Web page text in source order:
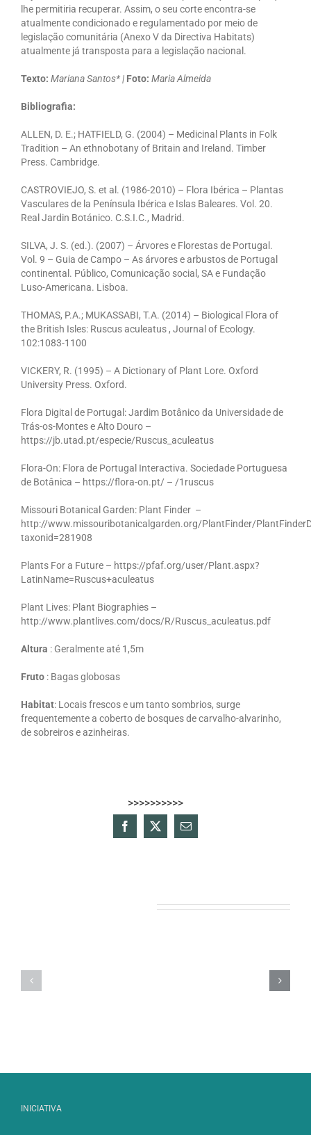
lhe permitiria recuperar. Assim, o seu corte encontra-se
atualmente condicionado e regulamentado por meio de
legislação comunitária (Anexo V da Directiva Habitats)
atualmente já transposta para a legislação nacional.
Texto: Mariana Santos* | Foto: Maria Almeida
Bibliografia:
ALLEN, D. E.; HATFIELD, G. (2004) – Medicinal Plants in Folk
Tradition – An ethnobotany of Britain and Ireland. Timber
Press. Cambridge.
CASTROVIEJO, S. et al. (1986-2010) – Flora Ibérica – Plantas
Vasculares de la Península Ibérica e Islas Baleares. Vol. 20.
Real Jardin Botánico. C.S.I.C., Madrid.
SILVA, J. S. (ed.). (2007) – Árvores e Florestas de Portugal.
Vol. 9 – Guia de Campo – As árvores e arbustos de Portugal
continental. Público, Comunicação social, SA e Fundação
Luso-Americana. Lisboa.
THOMAS, P.A.; MUKASSABI, T.A. (2014) – Biological Flora of
the British Isles: Ruscus aculeatus , Journal of Ecology.
102:1083-1100
VICKERY, R. (1995) – A Dictionary of Plant Lore. Oxford
University Press. Oxford.
Flora Digital de Portugal: Jardim Botânico da Universidade de
Trás-os-Montes e Alto Douro –
https://jb.utad.pt/especie/Ruscus_aculeatus
Flora-On: Flora de Portugal Interactiva. Sociedade Portuguesa
de Botânica – https://flora-on.pt/ – /1ruscus
Missouri Botanical Garden: Plant Finder –
http://www.missouribotanicalgarden.org/PlantFinder/
taxonid=281908
Plants For a Future – https://pfaf.org/user/Plant.aspx?
LatinName=Ruscus+aculeatus
Plant Lives: Plant Biographies –
http://www.plantlives.com/docs/R/Ruscus_aculeatus.pdf
Altura : Geralmente até 1,5m
Fruto : Bagas globosas
Habitat: Locais frescos e um tanto sombrios, surge
frequentemente a coberto de bosques de carvalho-alvarinho,
de sobreiros e azinheiras.
>>>>>>>>>>
Facebook
X
Email
(necessário
Macieira-brava
[Malus sylvestris]
INICIATIVA